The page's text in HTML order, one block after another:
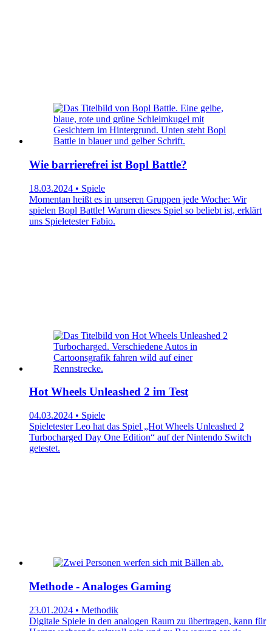
Wie barrierefrei ist Bopl Battle?
18.03.2024 • Spiele
Momentan heißt es in unseren Gruppen jede Woche: Wir
spielen Bopl Battle! Warum dieses Spiel so beliebt ist, erklärt
uns Spieletester Fabio.
Hot Wheels Unleashed 2 im Test
04.03.2024 • Spiele
Spieletester Leo hat das Spiel „Hot Wheels Unleashed 2
Turbocharged Day One Edition“ auf der Nintendo Switch
getestet.
Methode - Analoges Gaming
23.01.2024 • Methodik
Digitale Spiele in den analogen Raum zu übertragen, kann für